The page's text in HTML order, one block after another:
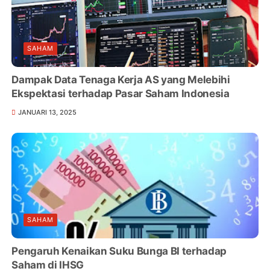
SAHAM
Dampak Data Tenaga Kerja AS yang Melebihi
Ekspektasi terhadap Pasar Saham Indonesia
JANUARI 13, 2025
SAHAM
Pengaruh Kenaikan Suku Bunga BI terhadap
Saham di IHSG